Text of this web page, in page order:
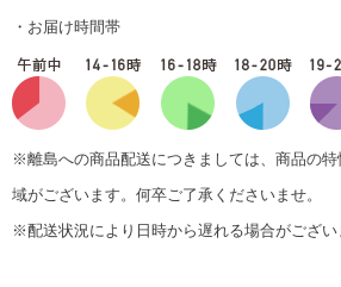
・お届け時間帯
※離島への商品配送につきましては、商品の
域がございます。何卒ご了承くださいませ。
※配送状況により日時から遅れる場合がござい